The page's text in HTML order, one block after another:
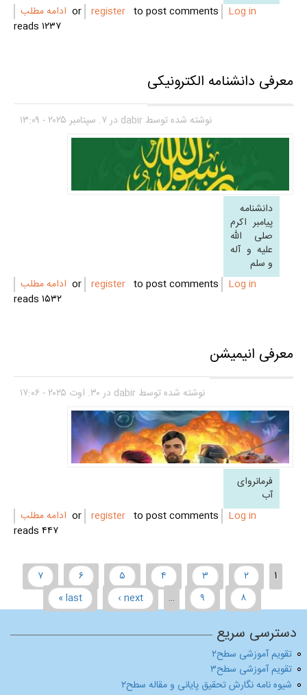
ادامه مطلب
Log in
register
to post comments
۱۲۳۷ reads
معرفی دانشنامه الکترونیکی
نوشته شده توسطdabirدر ۷. سپتامبر ۲۰۲۵ - ۱۳:۰۹
دانشنامه
پیامبر اکرم
صلی الله
علیه و آله
و سلم
ادامه مطلب
Log in
register
to post comments
۱۵۳۲ reads
معرفی انیمیشن
نوشته شده توسطdabirدر ۳۰. اوت ۲۰۲۵ - ۱۷:۰۶
فرمانروای
آب
ادامه مطلب
Log in
register
to post comments
۴۴۷ reads
Pages
next ›
last »
دسترسی سریع
تقویم آموزشی سطح۲
تقویم آموزشی سطح۳
شیوه نامه نگارش تحقیق پایانی و مقاله سطح۲